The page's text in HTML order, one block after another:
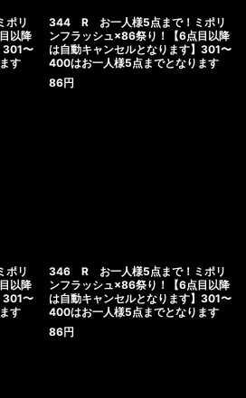
リ
以降
301〜
す
344 R お一人様5点まで！ミポリ
ンフラッシュ×86祭り！【6点目以降
は自動キャンセルとなります】301〜
400はお一人様5点までとなります
86円
リ
以降
301〜
す
346 R お一人様5点まで！ミポリ
ンフラッシュ×86祭り！【6点目以降
は自動キャンセルとなります】301〜
400はお一人様5点までとなります
86円